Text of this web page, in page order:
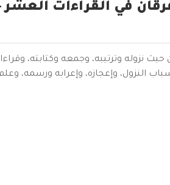
في القراءات العشر
نزوله وترتيبه، وجمعه وكتابته،
النزول، وإعجازه، وإعرابه ورسمه،